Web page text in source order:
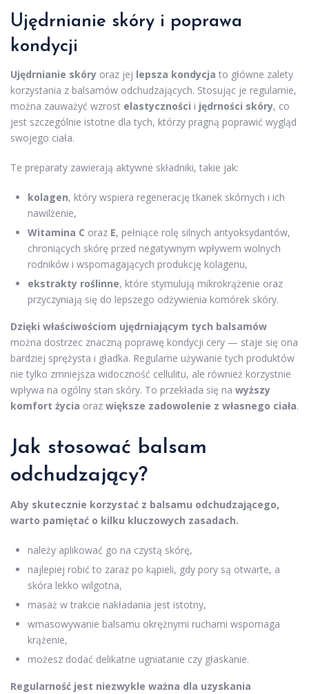
Ujędrnianie skóry i poprawa
kondycji
Ujędrnianie skóry oraz jej lepsza kondycja to główne zalety
korzystania z balsamów odchudzających. Stosując je regularnie,
można zauważyć wzrost elastyczności i jędrności skóry, co
jest szczególnie istotne dla tych, którzy pragną poprawić wygląd
swojego ciała.
Te preparaty zawierają aktywne składniki, takie jak:
kolagen, który wspiera regenerację tkanek skórnych i ich
nawilżenie,
Witamina C oraz E, pełniące rolę silnych antyoksydantów,
chroniących skórę przed negatywnym wpływem wolnych
rodników i wspomagających produkcję kolagenu,
ekstrakty roślinne, które stymulują mikrokrążenie oraz
przyczyniają się do lepszego odżywienia komórek skóry.
Dzięki właściwościom ujędrniającym tych balsamów
można dostrzec znaczną poprawę kondycji cery — staje się ona
bardziej sprężysta i gładka. Regularne używanie tych produktów
nie tylko zmniejsza widoczność cellulitu, ale również korzystnie
wpływa na ogólny stan skóry. To przekłada się na wyższy
komfort życia oraz większe zadowolenie z własnego ciała.
Jak stosować balsam
odchudzający?
Aby skutecznie korzystać z balsamu odchudzającego,
warto pamiętać o kilku kluczowych zasadach.
należy aplikować go na czystą skórę,
najlepiej robić to zaraz po kąpieli, gdy pory są otwarte, a
skóra lekko wilgotna,
masaż w trakcie nakładania jest istotny,
wmasowywanie balsamu okrężnymi ruchami wspomaga
krążenie,
możesz dodać delikatne ugniatanie czy głaskanie.
Regularność jest niezwykle ważna dla uzyskania